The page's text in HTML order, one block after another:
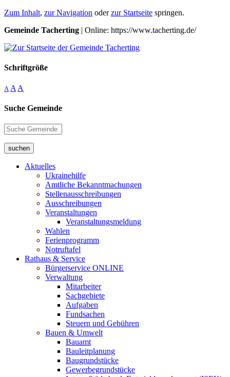
Zum Inhalt, zur Navigation oderzur Startseite springen.
Gemeinde Tacherting | Online: https://www.tacherting.de/
Schriftgröße
A A A
Suche Gemeinde
suchen
Aktuelles
Ukrainehilfe
Amtliche Bekanntmachungen
Stellenausschreibungen
Ausschreibungen
Veranstaltungen
Veranstaltungsmeldung
Wahlen
Ferienprogramm
Notruftafel
Rathaus & Service
Bürgerservice ONLINE
Verwaltung
Mitarbeiter
Sachgebiete
Aufgaben
Fundsachen
Steuern und Gebühren
Bauen & Umwelt
Bauamt
Bauleitplanung
Baugrundstücke
Gewerbegrundstücke